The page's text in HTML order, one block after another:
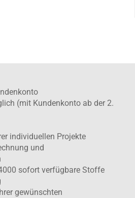
(mit Kundenkonto ab der 2.
individuellen Projekte
und
sofort verfügbare Stoffe
gewünschten